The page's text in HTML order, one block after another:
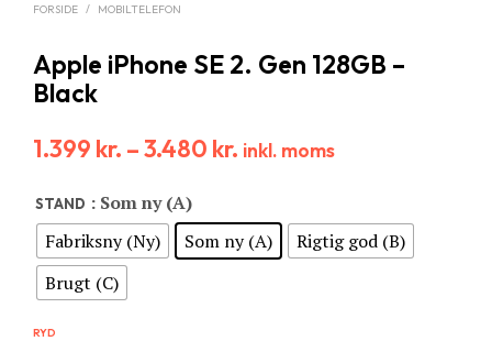
FORSIDE / MOBILTELEFON
Apple iPhone SE 2. Gen 128GB –
Black
1.399 kr. –3.480 kr. inkl. moms
STAND : Som ny (A)
Fabriksny (Ny)
Som ny (A)
Rigtig god (B)
Brugt (C)
RYD